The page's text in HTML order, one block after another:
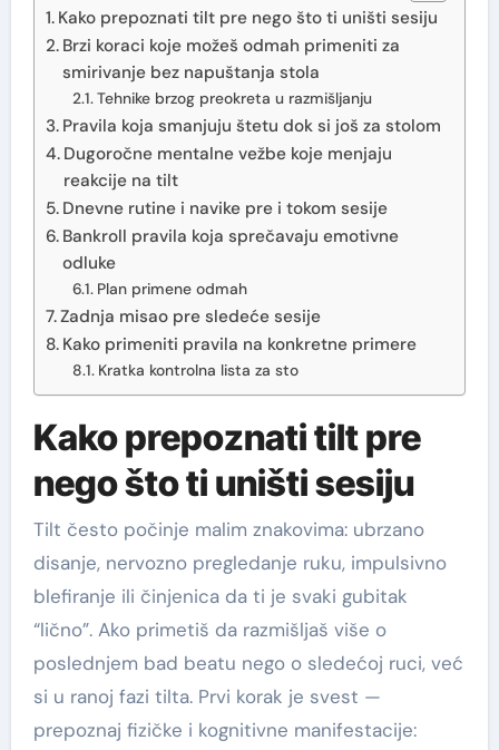
Kako prepoznati tilt pre nego što ti uništi sesiju
Brzi koraci koje možeš odmah primeniti za
smirivanje bez napuštanja stola
Tehnike brzog preokreta u razmišljanju
Pravila koja smanjuju štetu dok si još za stolom
Dugoročne mentalne vežbe koje menjaju
reakcije na tilt
Dnevne rutine i navike pre i tokom sesije
Bankroll pravila koja sprečavaju emotivne
odluke
Plan primene odmah
Zadnja misao pre sledeće sesije
Kako primeniti pravila na konkretne primere
Kratka kontrolna lista za sto
Kako prepoznati tilt pre
nego što ti uništi sesiju
Tilt često počinje malim znakovima: ubrzano
disanje, nervozno pregledanje ruku, impulsivno
blefiranje ili činjenica da ti je svaki gubitak
“lično”. Ako primetiš da razmišljaš više o
poslednjem bad beatu nego o sledećoj ruci, već
si u ranoj fazi tilta. Prvi korak je svest —
prepoznaj fizičke i kognitivne manifestacije: